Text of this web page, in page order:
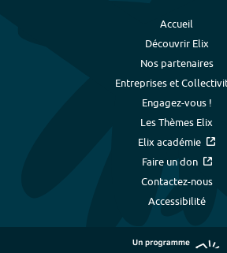
Accueil
Découvrir Elix
Nos partenaires
Entreprises et
Engagez-vous !
Les Thèmes Elix
Elix académie
Faire un don
Contactez-nous
Accessibilité